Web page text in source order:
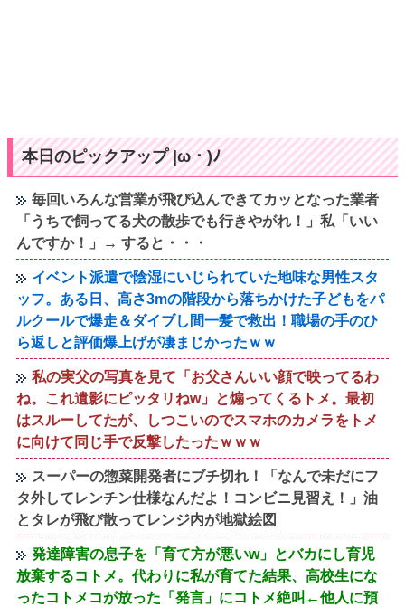
本日のピックアップ |ω・)ﾉ
毎回いろんな営業が飛び込んできてカッとなった業者
「うちで飼ってる犬の散歩でも行きやがれ！」私「いい
んですか！」→ すると・・・
イベント派遣で陰湿にいじられていた地味な男性スタ
ッフ。ある日、高さ3mの階段から落ちかけた子どもをパ
ルクールで爆走＆ダイブし間一髪で救出！職場の手のひ
ら返しと評価爆上げが凄まじかったｗｗ
私の実父の写真を見て「お父さんいい顔で映ってるわ
ね。これ遺影にピッタリねw」と煽ってくるトメ。最初
はスルーしてたが、しつこいのでスマホのカメラをトメ
に向けて同じ手で反撃したったｗｗｗ
スーパーの惣菜開発者にブチ切れ！「なんで未だにフ
タ外してレンチン仕様なんだよ！コンビニ見習え！」油
とタレが飛び散ってレンジ内が地獄絵図
発達障害の息子を「育て方が悪いw」とバカにし育児
放棄するコトメ。代わりに私が育てた結果、高校生にな
ったコトメコが放った「発言」にコトメ絶叫←他人に預